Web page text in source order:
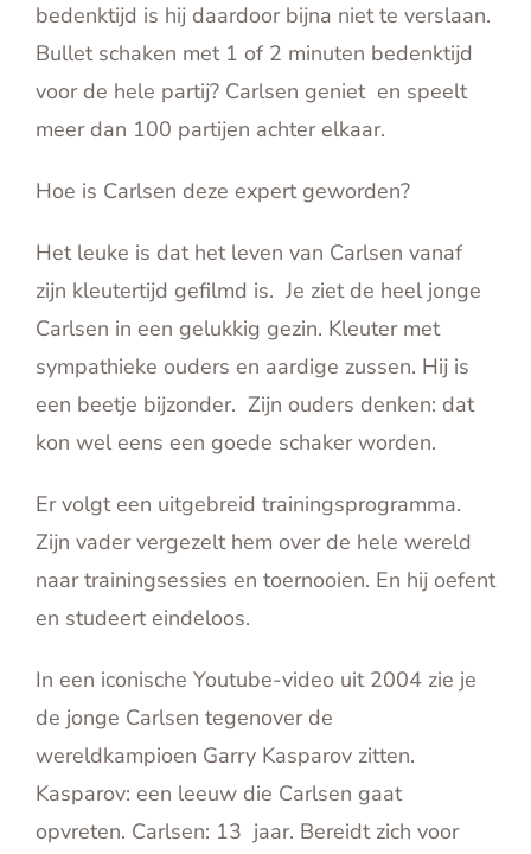
bedenktijd is hij daardoor bijna niet te verslaan.
Bullet schaken met 1 of 2 minuten bedenktijd
voor de hele partij? Carlsen geniet en speelt
meer dan 100 partijen achter elkaar.
Hoe is Carlsen deze expert geworden?
Het leuke is dat het leven van Carlsen vanaf
zijn kleutertijd gefilmd is. Je ziet de heel jonge
Carlsen in een gelukkig gezin. Kleuter met
sympathieke ouders en aardige zussen. Hij is
een beetje bijzonder. Zijn ouders denken: dat
kon wel eens een goede schaker worden.
Er volgt een uitgebreid trainingsprogramma.
Zijn vader vergezelt hem over de hele wereld
naar trainingsessies en toernooien. En hij oefent
en studeert eindeloos.
In een iconische Youtube-video uit 2004 zie je
de jonge Carlsen tegenover de
wereldkampioen Garry Kasparov zitten.
Kasparov: een leeuw die Carlsen gaat
opvreten. Carlsen: 13 jaar. Bereidt zich voor